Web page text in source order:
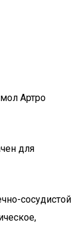
Артро
для
сосудистой